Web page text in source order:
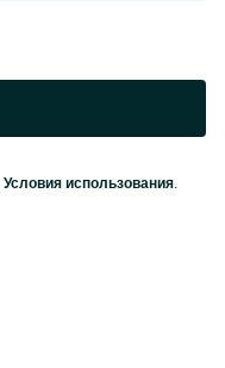
Условия использования.